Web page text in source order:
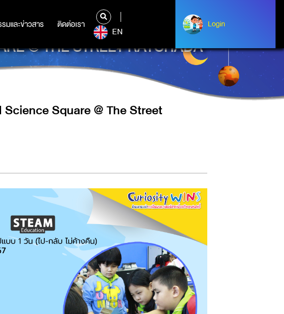
รมและข่าวสาร ติดต่อเรา
มและข่าวสาร ติดต่อเรา
EN
Login
Login
@ THE STREET RATCHADA
Square @ The Street